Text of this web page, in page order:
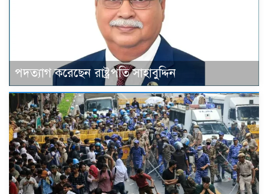
পদত্যাগ করেছেন রাষ্ট্রপতি সাহাবুদ্দিন